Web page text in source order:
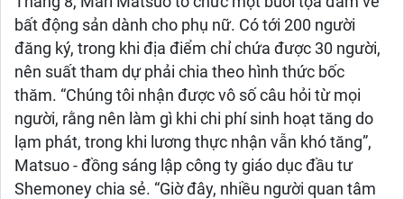
bất động sản dành cho phụ nữ. Có tới 200 người
đăng ký, trong khi địa điểm chỉ chứa được 30 người,
nên suất tham dự phải chia theo hình thức bốc
thăm. “Chúng tôi nhận được vô số câu hỏi từ mọi
người, rằng nên làm gì khi chi phí sinh hoạt tăng do
lạm phát, trong khi lương thực nhận vẫn khó tăng”,
Matsuo - đồng sáng lập công ty giáo dục đầu tư
Shemoney chia sẻ. “Giờ đây, nhiều người quan tâm